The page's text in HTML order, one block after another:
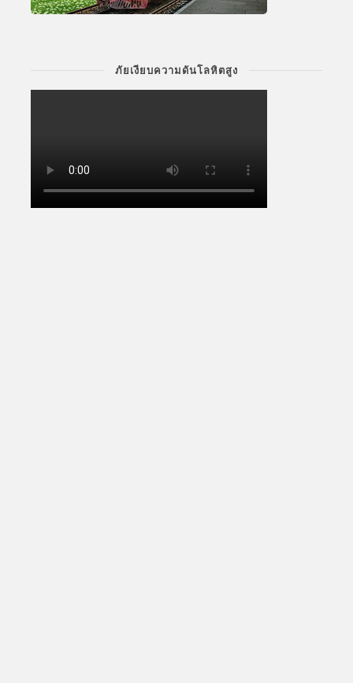
ภัยเงียบความดันโลหิตสูง